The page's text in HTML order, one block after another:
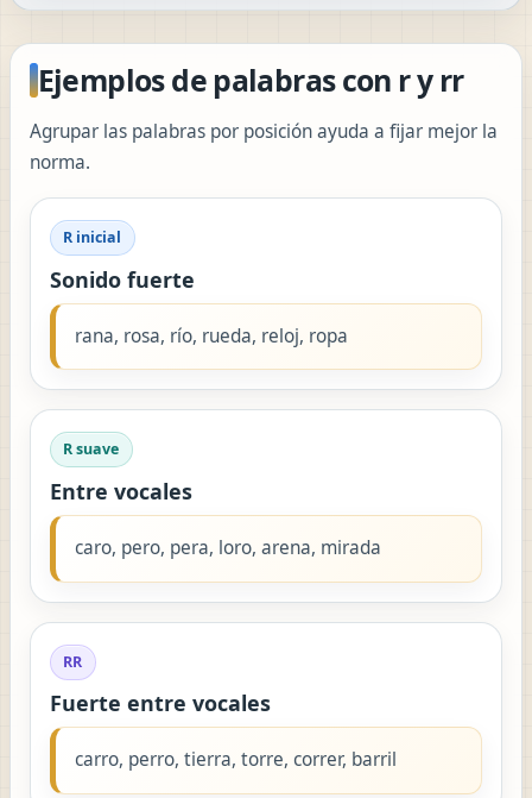
Ejemplos de palabras con r y rr
Agrupar las palabras por posición ayuda a fijar mejor la
norma.
R inicial
Sonido fuerte
rana, rosa, río, rueda, reloj, ropa
R suave
Entre vocales
caro, pero, pera, loro, arena, mirada
RR
Fuerte entre vocales
carro, perro, tierra, torre, correr, barril